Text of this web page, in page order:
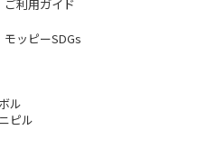
ご利用ガイド
モッピーSDGs
ル
ピル